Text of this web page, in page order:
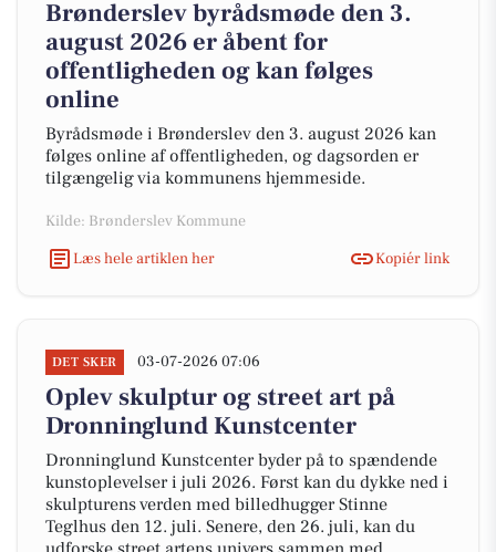
Brønderslev byrådsmøde den 3.
august 2026 er åbent for
offentligheden og kan følges
online
Byrådsmøde i Brønderslev den 3. august 2026 kan
følges online af offentligheden, og dagsorden er
tilgængelig via kommunens hjemmeside.
Kilde: Brønderslev Kommune
Læs hele artiklen her
Kopiér link
DET SKER 03-07-2026 07:06
Oplev skulptur og street art på
Dronninglund Kunstcenter
Dronninglund Kunstcenter byder på to spændende
kunstoplevelser i juli 2026. Først kan du dykke ned i
skulpturens verden med billedhugger Stinne
Teglhus den 12. juli. Senere, den 26. juli, kan du